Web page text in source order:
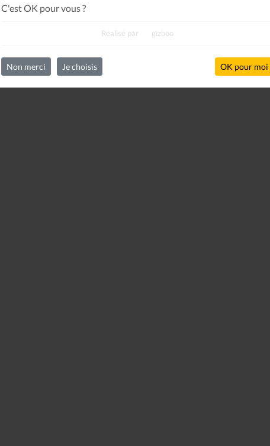
C'est OK pour vous ?
Réalisé par gizboo
Non merci Je choisis OK pour moi